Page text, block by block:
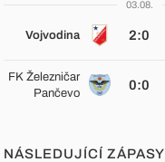
03.08.
Vojvodina 2:0
FK Železničar
Pančevo
0:0
NÁSLEDUJÍCÍ ZÁPASY